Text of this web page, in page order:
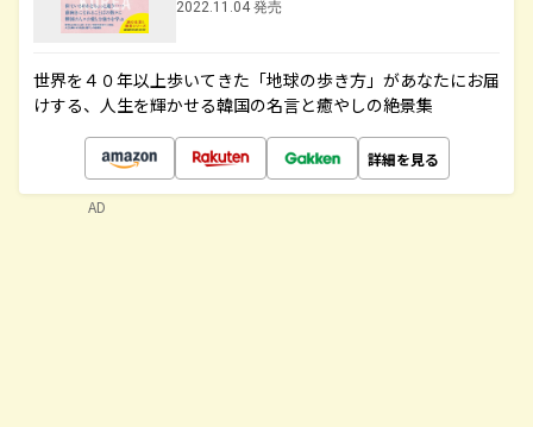
2022.11.04 発売
世界を４０年以上歩いてきた「地球の歩き方」があなたにお届
けする、人生を輝かせる韓国の名言と癒やしの絶景集
詳細を見る
AD